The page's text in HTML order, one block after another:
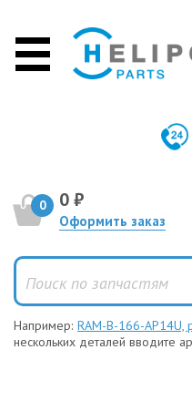
0 0 ₽
Оформить заказ
Например: RAM-B-166-AP14U,
нескольких деталей вводите